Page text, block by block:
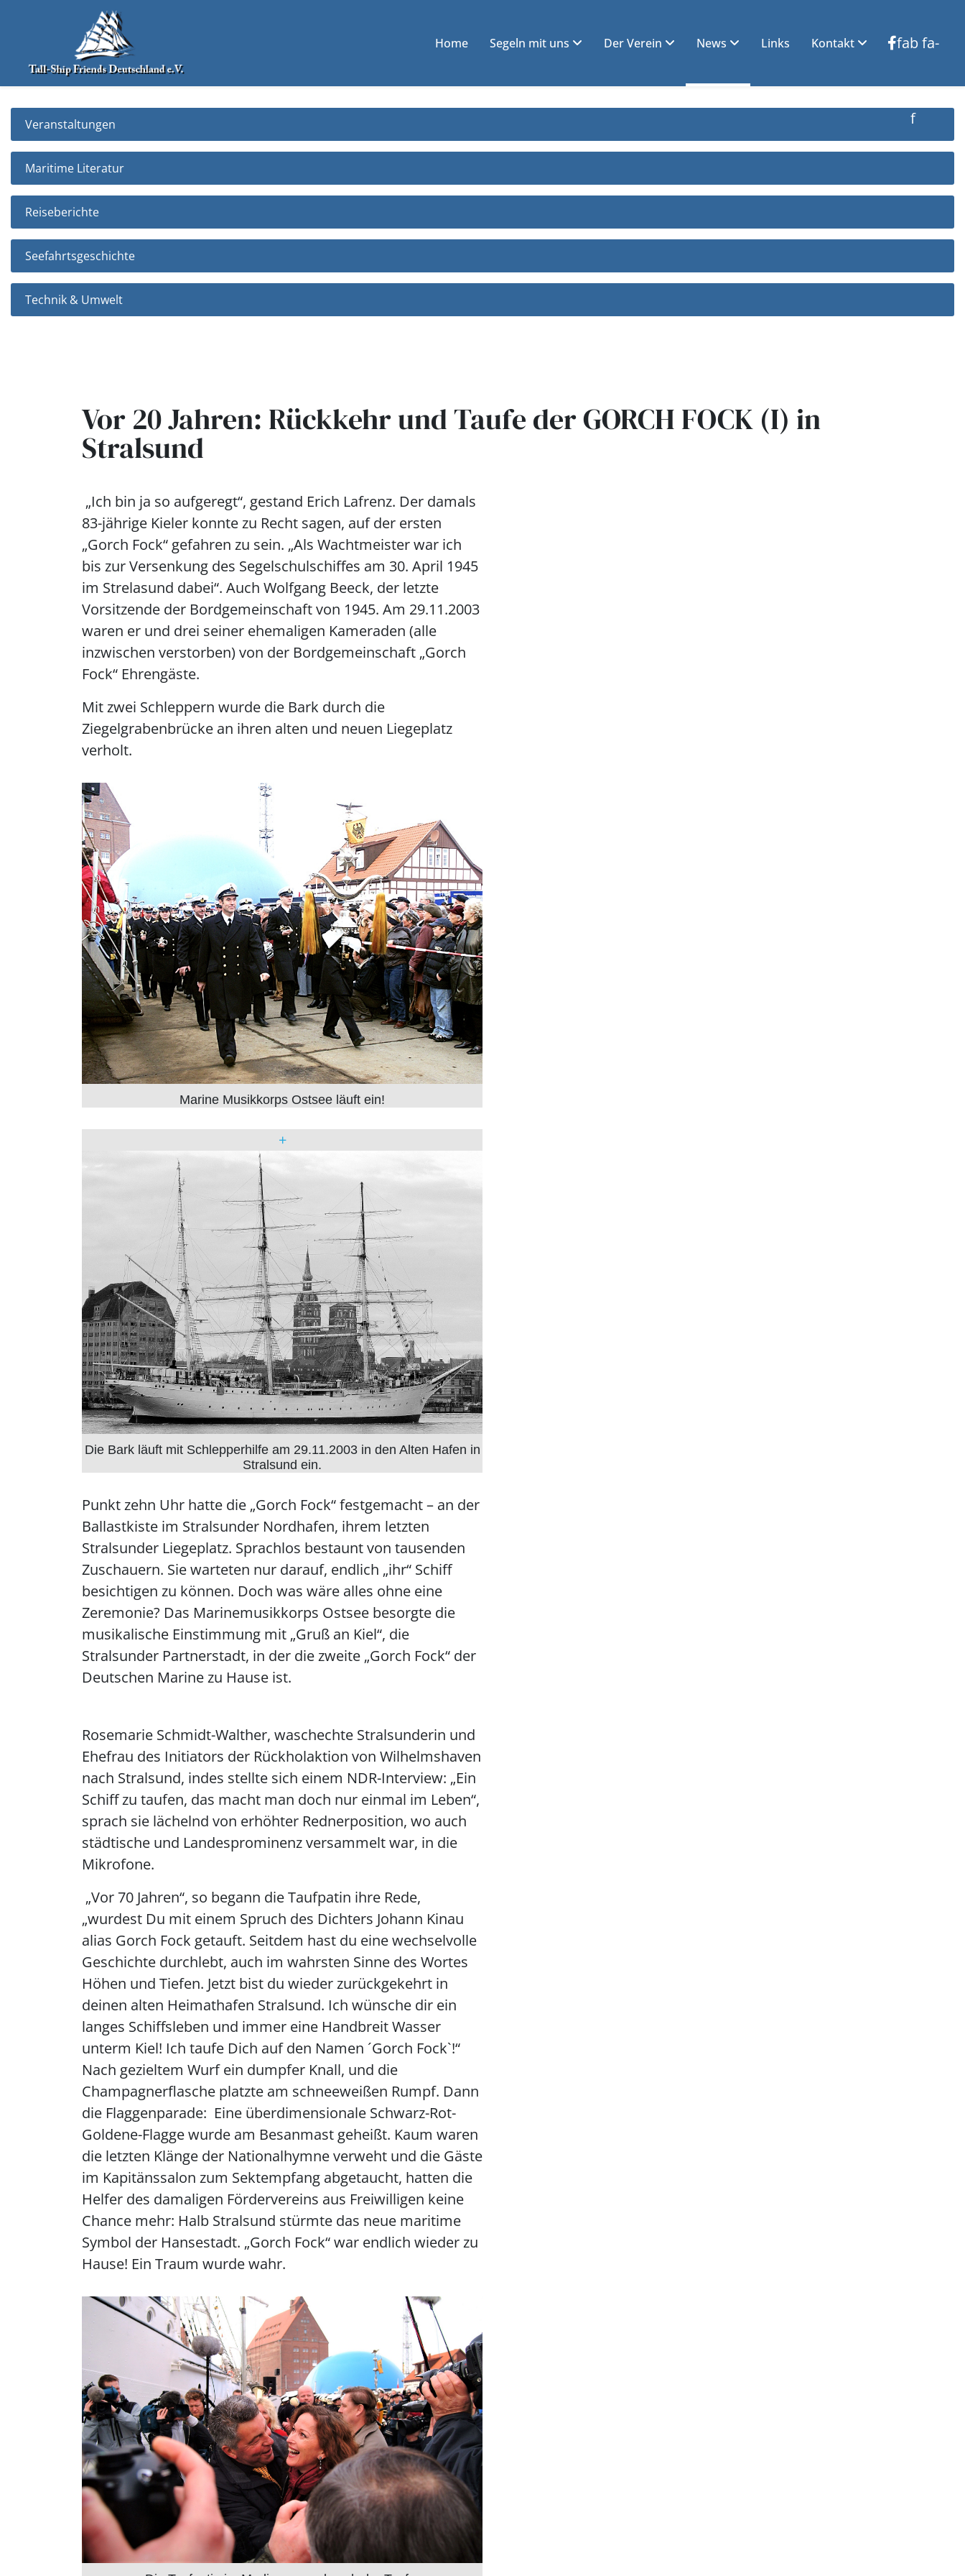
fab fa-
f
Home Segeln mit uns Der Verein News Links Kontakt
Veranstaltungen
Maritime Literatur
Reiseberichte
Seefahrtsgeschichte
Technik & Umwelt
Vor 20 Jahren: Rückkehr und Taufe der GORCH FOCK (I) in
Stralsund
„Ich bin ja so aufgeregt“, gestand Erich Lafrenz. Der damals
83-jährige Kieler konnte zu Recht sagen, auf der ersten
„Gorch Fock“ gefahren zu sein. „Als Wachtmeister war ich
bis zur Versenkung des Segelschulschiffes am 30. April 1945
im Strelasund dabei“. Auch Wolfgang Beeck, der letzte
Vorsitzende der Bordgemeinschaft von 1945. Am 29.11.2003
waren er und drei seiner ehemaligen Kameraden (alle
inzwischen verstorben) von der Bordgemeinschaft „Gorch
Fock“ Ehrengäste.
Mit zwei Schleppern wurde die Bark durch die
Ziegelgrabenbrücke an ihren alten und neuen Liegeplatz
verholt.
Marine Musikkorps Ostsee läuft ein!
+
Die Bark läuft mit Schlepperhilfe am 29.11.2003 in den Alten Hafen in
Stralsund ein.
Punkt zehn Uhr hatte die „Gorch Fock“ festgemacht – an der
Ballastkiste im Stralsunder Nordhafen, ihrem letzten
Stralsunder Liegeplatz. Sprachlos bestaunt von tausenden
Zuschauern. Sie warteten nur darauf, endlich „ihr“ Schiff
besichtigen zu können. Doch was wäre alles ohne eine
Zeremonie? Das Marinemusikkorps Ostsee besorgte die
musikalische Einstimmung mit „Gruß an Kiel“, die
Stralsunder Partnerstadt, in der die zweite „Gorch Fock“ der
Deutschen Marine zu Hause ist.
Rosemarie Schmidt-Walther, waschechte Stralsunderin und
Ehefrau des Initiators der Rückholaktion von Wilhelmshaven
nach Stralsund, indes stellte sich einem NDR-Interview: „Ein
Schiff zu taufen, das macht man doch nur einmal im Leben“,
sprach sie lächelnd von erhöhter Rednerposition, wo auch
städtische und Landesprominenz versammelt war, in die
Mikrofone.
„Vor 70 Jahren“, so begann die Taufpatin ihre Rede,
„wurdest Du mit einem Spruch des Dichters Johann Kinau
alias Gorch Fock getauft. Seitdem hast du eine wechselvolle
Geschichte durchlebt, auch im wahrsten Sinne des Wortes
Höhen und Tiefen. Jetzt bist du wieder zurückgekehrt in
deinen alten Heimathafen Stralsund. Ich wünsche dir ein
langes Schiffsleben und immer eine Handbreit Wasser
unterm Kiel! Ich taufe Dich auf den Namen ´Gorch Fock`!“
Nach gezieltem Wurf ein dumpfer Knall, und die
Champagnerflasche platzte am schneeweißen Rumpf. Dann
die Flaggenparade: Eine überdimensionale Schwarz-Rot-
Goldene-Flagge wurde am Besanmast geheißt. Kaum waren
die letzten Klänge der Nationalhymne verweht und die Gäste
im Kapitänssalon zum Sektempfang abgetaucht, hatten die
Helfer des damaligen Fördervereins aus Freiwilligen keine
Chance mehr: Halb Stralsund stürmte das neue maritime
Symbol der Hansestadt. „Gorch Fock“ war endlich wieder zu
Hause! Ein Traum wurde wahr.